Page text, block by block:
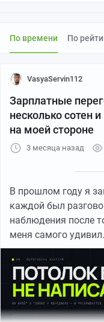
По времени По
VasyaServin112
Зарплатные
несколько сотен
на моей стороне
3 месяца назад
В прошлом году я
каждой был
наблюдения после
меня самого удивил.